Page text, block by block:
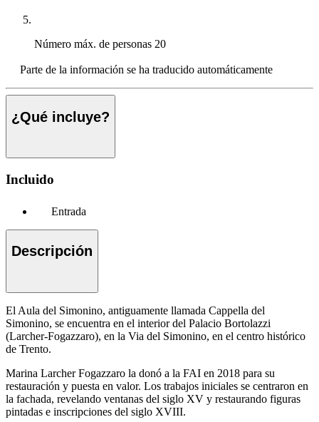
Número máx. de personas 20
Parte de la información se ha traducido automáticamente
¿Qué incluye?
Incluido
Entrada
Descripción
El Aula del Simonino, antiguamente llamada Cappella del
Simonino, se encuentra en el interior del Palacio Bortolazzi
(Larcher-Fogazzaro), en la Via del Simonino, en el centro histórico
de Trento.
Marina Larcher Fogazzaro la donó a la FAI en 2018 para su
restauración y puesta en valor. Los trabajos iniciales se centraron en
la fachada, revelando ventanas del siglo XV y restaurando figuras
pintadas e inscripciones del siglo XVIII.